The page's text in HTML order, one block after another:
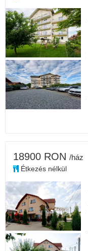
18900 RON /ház
Étkezés nélkül